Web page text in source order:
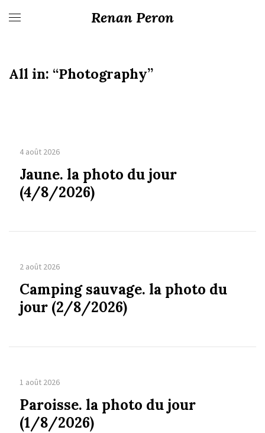
Renan Peron
All in: “Photography”
4 août 2026
Jaune. la photo du jour
(4/8/2026)
2 août 2026
Camping sauvage. la photo du
jour (2/8/2026)
1 août 2026
Paroisse. la photo du jour
(1/8/2026)